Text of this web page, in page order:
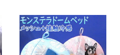
秋 冬